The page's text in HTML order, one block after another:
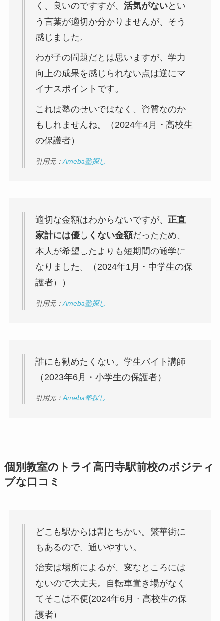
く、良いのですすが、 活気がないとい
う言葉が適切か分かりませんが、そう
感じました。
わが子の問題だとは思いますが、学力
向上の成果を感じられない点は逆にマ
イナスポイントです。
これは塾のせいではなく、資質なのか
もしれませんね。（2024年4月・高校生
の保護者）
引用元： Ameba塾探し
適切な金額はわからないですが、 正直
家計には優しくない金額だったため、
本人が希望したよりも短期間の通学に
なりました。（2024年1月・中学生の保
護者））
引用元： Ameba塾探し
誰にも勧めたくない。学生バイト講師
（2023年6月・小学生の保護者）
引用元： Ameba塾探し
個別教室のトライ高円寺駅前校のポジティ
ブな口コミ
どこも駅からは割とちかい。繁華街に
もあるので、通いやすい。
治安は場所によるが、変なところには
ないので大丈夫。自転車置き場がなく
てそこは不便(2024年6月・高校生の保
護者）